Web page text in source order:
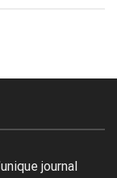
journal